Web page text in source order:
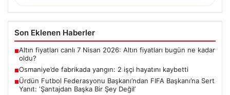
Son Eklenen Haberler
■Altın fiyatları canlı 7 Nisan 2026: Altın fiyatları bugün ne kadar
oldu?
■Osmaniye’de fabrikada yangın: 2 işçi hayatını kaybetti
■Ürdün Futbol Federasyonu Başkanı’ndan FIFA Başkanı’na Sert
Yanıt: ‘Şantajdan Başka Bir Şey Değil’